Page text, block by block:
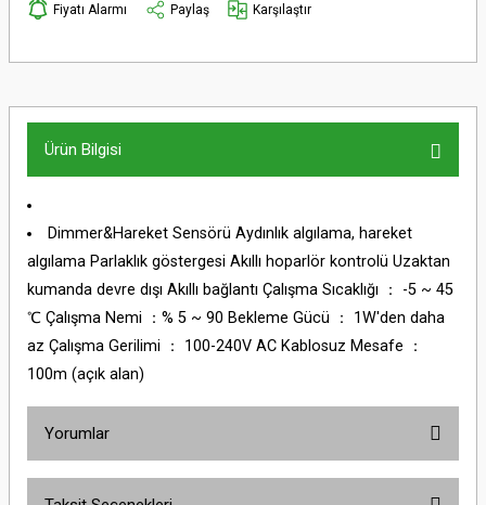
Fiyatı Alarmı
Paylaş Karşılaştır
Ürün Bilgisi
Dimmer&Hareket Sensörü Aydınlık algılama, hareket
algılama Parlaklık göstergesi Akıllı hoparlör kontrolü Uzaktan
kumanda devre dışı Akıllı bağlantı Çalışma Sıcaklığı ： -5 ~ 45
℃ Çalışma Nemi ：% 5 ~ 90 Bekleme Gücü ： 1W'den daha
az Çalışma Gerilimi ： 100-240V AC Kablosuz Mesafe ：
100m (açık alan)
Yorumlar